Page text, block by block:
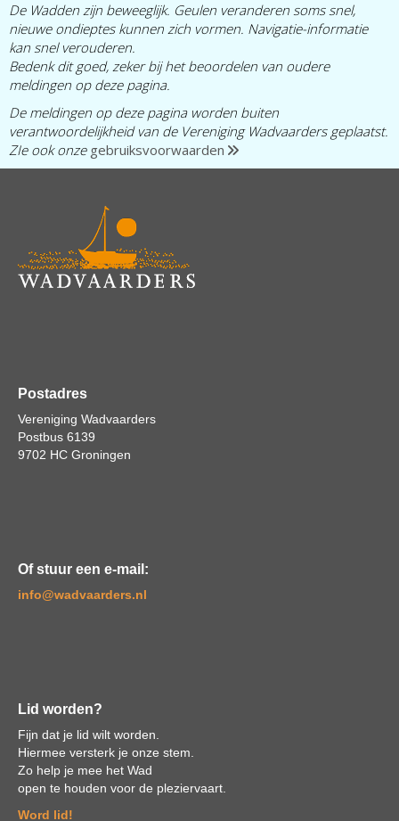
De Wadden zijn beweeglijk. Geulen veranderen soms snel,
nieuwe ondieptes kunnen zich vormen. Navigatie-informatie
kan snel verouderen.
Bedenk dit goed, zeker bij het beoordelen van oudere
meldingen op deze pagina.
De meldingen op deze pagina worden buiten
verantwoordelijkheid van de Vereniging Wadvaarders geplaatst.
ZIe ook onze gebruiksvoorwaarden
Postadres
Vereniging Wadvaarders
Postbus 6139
9702 HC Groningen
Of stuur een e-mail:
ofni@wadvaarders.nl
Lid worden?
Fijn dat je lid wilt worden.
Hiermee versterk je onze stem.
Zo help je mee het Wad
open te houden voor de pleziervaart.
Word lid!